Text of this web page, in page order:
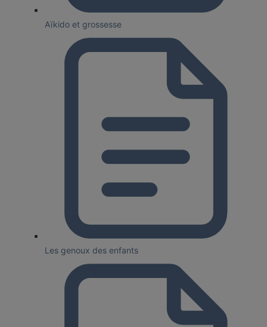
Aïkido et grossesse
Les genoux des enfants